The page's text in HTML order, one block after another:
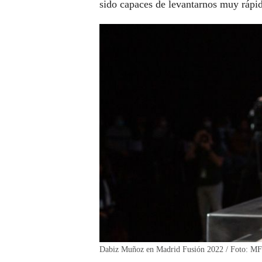
sido capaces de levantarnos muy
Dabiz Muñoz en Madrid Fusión 2022 / Foto: MF